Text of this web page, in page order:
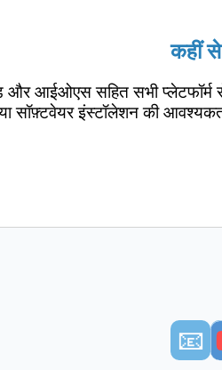
कहीं
आईओएस सहित सभी प्लेटफॉर्म से
सॉफ़्टवेयर इंस्टॉलेशन की
📧︎